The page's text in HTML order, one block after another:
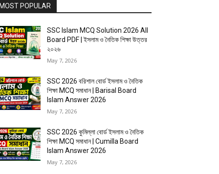
MOST POPULAR
SSC Islam MCQ Solution 2026 All
Board PDF | ইসলাম ও নৈতিক শিক্ষা উত্তর
২০২৬
May 7, 2026
SSC 2026 বরিশাল বোর্ড ইসলাম ও নৈতিক
শিক্ষা MCQ সমাধান | Barisal Board
Islam Answer 2026
May 7, 2026
SSC 2026 কুমিল্লা বোর্ড ইসলাম ও নৈতিক
শিক্ষা MCQ সমাধান | Cumilla Board
Islam Answer 2026
May 7, 2026